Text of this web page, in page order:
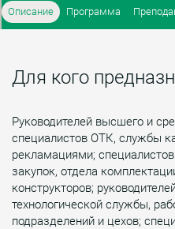
Описание Программа
Для кого
Руководителей высшего и
специалистов ОТК, службы
рекламациями;
закупок, отдела
конструкторов;
технологической службы,
подразделений и цехов;